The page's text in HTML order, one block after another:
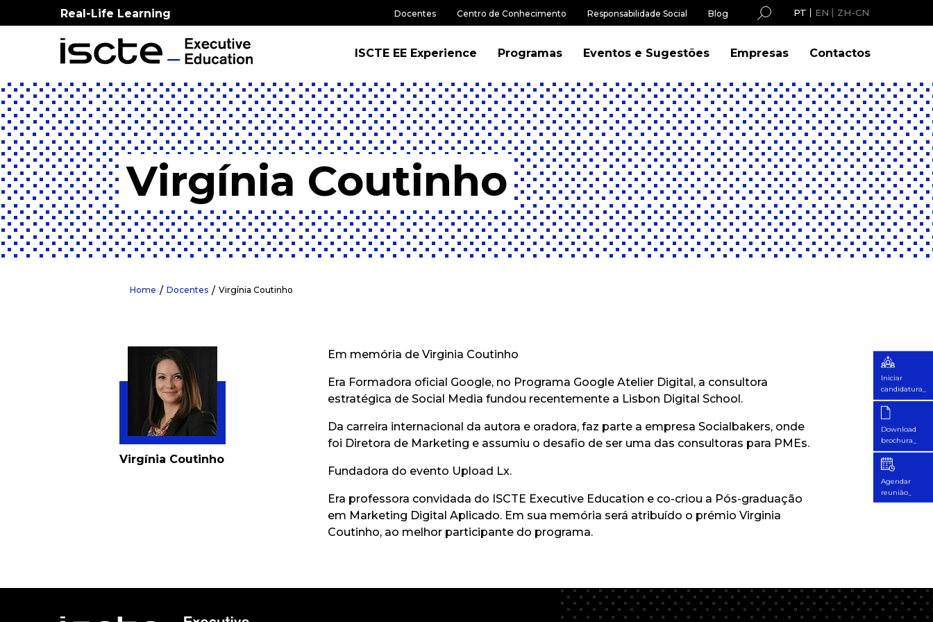
Real-Life Learning Docentes Centro de Conhecimento Responsabilidade Social Blog PT EN ZH-CN
ISCTE EE Experience Programas Eventos e Sugestões Empresas Contactos
Virgínia Coutinho
Home Docentes Virgínia Coutinho
Virgínia Coutinho
Em memória de Virginia Coutinho
Era Formadora oficial Google, no Programa Google Atelier Digital, a consultora
estratégica de Social Media fundou recentemente a Lisbon Digital School.
Da carreira internacional da autora e oradora, faz parte a empresa Socialbakers, onde
foi Diretora de Marketing e assumiu o desafio de ser uma das consultoras para PMEs.
Fundadora do evento Upload Lx.
Era professora convidada do ISCTE Executive Education e co-criou a Pós-graduação
em Marketing Digital Aplicado. Em sua memória será atribuído o prémio Virginia
Coutinho, ao melhor participante do programa.
Iniciar
candidatura_
Download
brochura_
Agendar
reunião_